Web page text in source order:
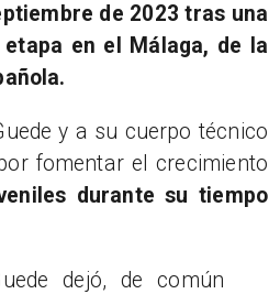
de 2023 tras una
en el Málaga, de la
y a su cuerpo técnico
fomentar el crecimiento
durante su tiempo
dejó, de común